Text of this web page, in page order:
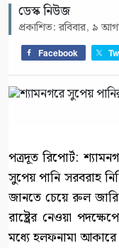
ডেস্ক নিউজ
প্রকাশিত: রবিবার, ৯
Facebook
পত্রদূত রিপোর্ট:
সুপেয় পানি সরবরাহ
জানতে চেয়ে রুল
রাষ্ট্রের নেওয়া
মধ্যে হলফনামা আকারে